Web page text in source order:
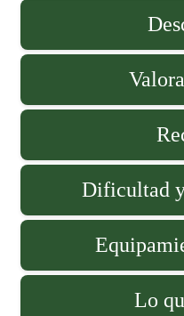
Dificultad
Lo